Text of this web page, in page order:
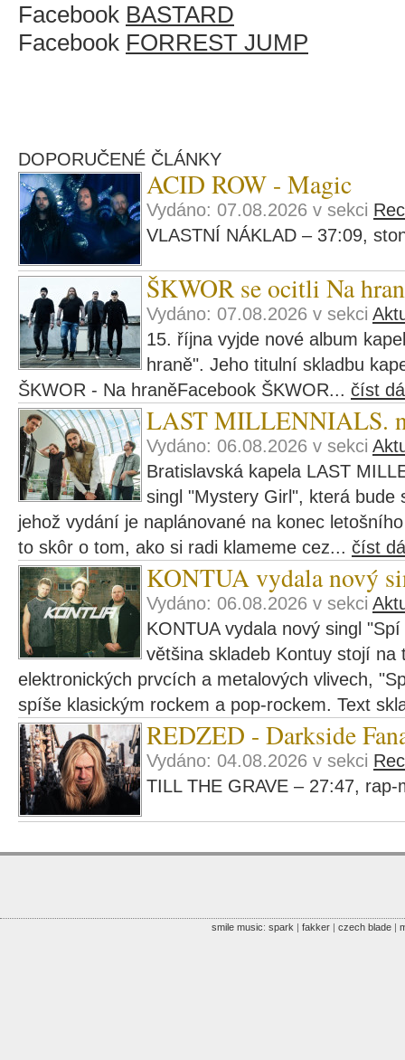
Facebook BASTARD
Facebook FORREST JUMP
DOPORUČENÉ ČLÁNKY
ACID ROW - Magic
Vydáno: 07.08.2026 v sekci
VLASTNÍ NÁKLAD – 37:09,
ŠKWOR se ocitli Na
Vydáno: 07.08.2026 v sekci
15. října vyjde nové album
hraně". Jeho titulní skladbu
ŠKWOR - Na hraněFacebook ŠKWOR... číst
LAST MILLENNIALS.
Vydáno: 06.08.2026 v sekci
Bratislavská kapela LAST
singl "Mystery Girl", která bude
jehož vydání je naplánované na konec
to skôr o tom, ako si radi klameme cez... číst
KONTUA vydala nový
Vydáno: 06.08.2026 v sekci
KONTUA vydala nový singl
většina skladeb Kontuy stojí na
elektronických prvcích a metalových vlivech,
spíše klasickým rockem a pop-rockem. Text
REDZED - Darkside
Vydáno: 04.08.2026 v sekci
TILL THE GRAVE – 27:47,
smile music:spark |fakker |czech blade |